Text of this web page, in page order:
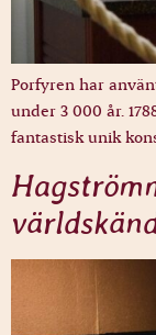
Porfyren har
under 3 000 år.
fantastisk unik